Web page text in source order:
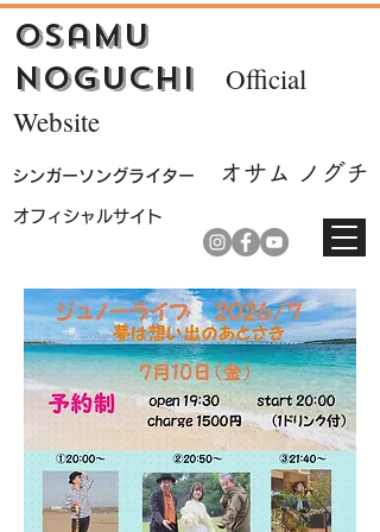
Osamu
Noguchi Official
Website
シンガーソ ングライター オサム ノ グチ
​オフィシャルサイト